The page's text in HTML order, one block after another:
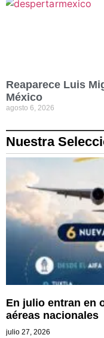
Reaparece Luis
México
agosto 6, 2026
Nuestra
En julio entran en
aéreas nacionales
julio 27, 2026